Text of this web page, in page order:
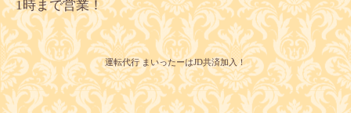
1時まで営業！
運転代行 まいったーはJD共済加入！